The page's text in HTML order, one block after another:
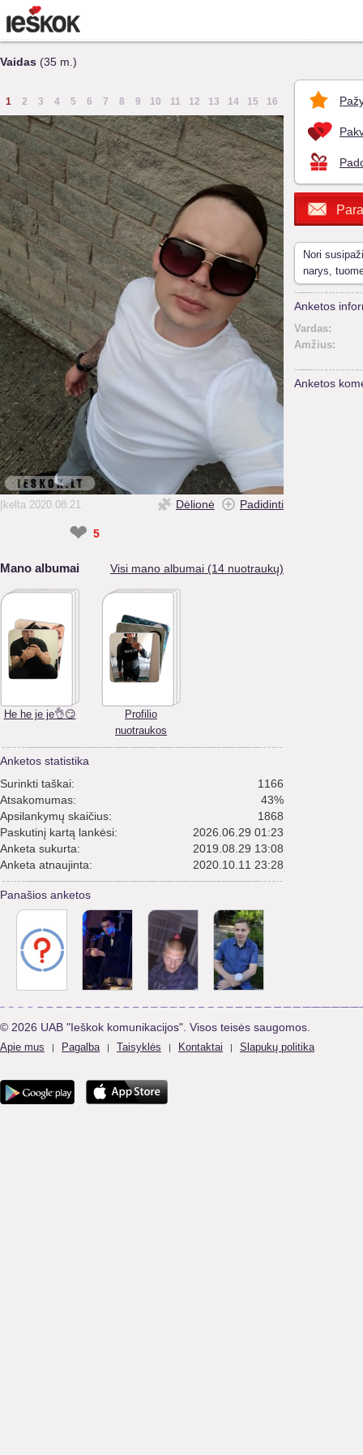
Vaidas (35 m.)
1 2 3 4 5 6 7 8 9 10 11 12 13 14 15 16
Įkelta 2020.08.21 Dėlionė Padidinti
❤ 5
Mano albumai Visi mano albumai (14 nuotraukų)
He he je je👌😏
Profilio
nuotraukos
Anketos statistika
Surinkti taškai:
1166
Atsakomumas:
43%
Apsilankymų skaičius:
1868
Paskutinį kartą lankėsi:
2026.06.29 01:23
Anketa sukurta:
2019.08.29 13:08
Anketa atnaujinta:
2020.10.11 23:28
Panašios anketos
Nori
narys,
Anketos
Vardas:
Amžius:
Anketos
© 2026 UAB "Ieškok komunikacijos". Visos teisės saugomos.
Apie mus | Pagalba | Taisyklės | Kontaktai | Slapukų politika